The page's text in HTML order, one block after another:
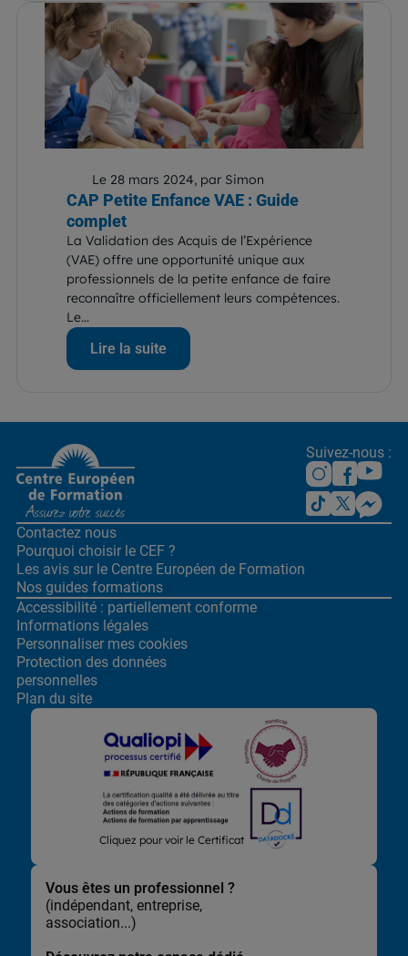
Le 28 mars 2024, par Simon
CAP Petite Enfance VAE : Guide
complet
La Validation des Acquis de l’Expérience
(VAE) offre une opportunité unique aux
professionnels de la petite enfance de faire
reconnaître officiellement leurs compétences.
Le...
Lire la suite
Suivez-nous :
Cliquez pour voir le Certificat
Contactez nous
Pourquoi choisir le CEF ?
Les avis sur le Centre Européen de Formation
Nos guides formations
Accessibilité : partiellement conforme
Informations légales
Personnaliser mes cookies
Protection des données
personnelles
Plan du site
Vous êtes un professionnel ?
(indépendant, entreprise,
association...)
Lors de la navigation sur notre site, nous recueillons et traitons
des données vous concernant qui nous permettent de vous
de vous adresser, directement ou via des partenaires, des
communications et publicités personnalisées et de mesurer
leur efficacité. Elles nous permettent également d’adapter le
contenu de notre site à vos préférences, de vous faciliter le